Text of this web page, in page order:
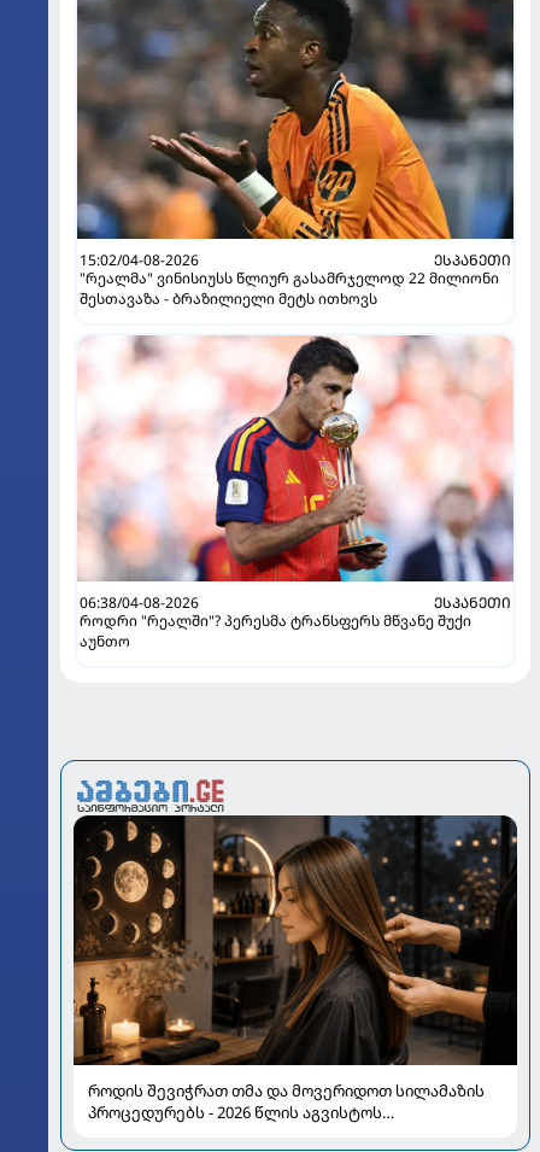
15:02/04-08-2026
ᲔᲡᲞᲐᲜᲔᲗᲘ
"რეალმა" ვინისიუსს წლიურ გასამრჯელოდ 22 მილიონი
შესთავაზა - ბრაზილიელი მეტს ითხოვს
06:38/04-08-2026
ᲔᲡᲞᲐᲜᲔᲗᲘ
როდრი "რეალში"? პერესმა ტრანსფერს მწვანე შუქი
აუნთო
როდის შევიჭრათ თმა და მოვერიდოთ სილამაზის
პროცედურებს - 2026 წლის აგვისტოს